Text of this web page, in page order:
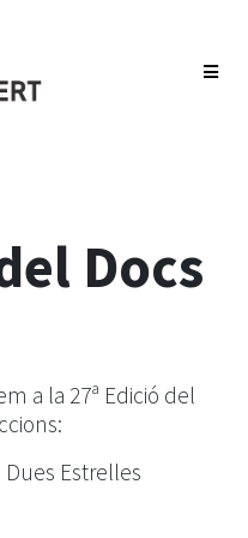
Docs
a la 27ª Edició del
Dues Estrelles